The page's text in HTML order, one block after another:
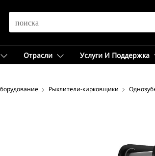
SEARCH
Отрасли Услуги И Поддержка
Рыхлители-кирковщики